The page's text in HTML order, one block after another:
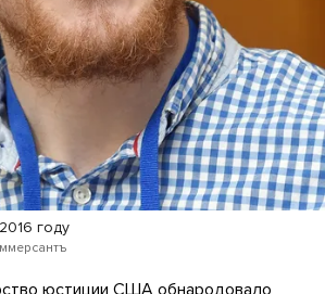
году
юстиции США обнародовало